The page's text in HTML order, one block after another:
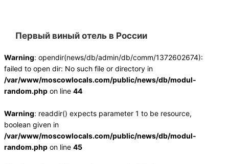
Первый виный отель в России
Warning: opendir(news/db/admin/db/comm/1372602674):
failed to open dir: No such file or directory in
/var/www/moscowlocals.com/public/news/db/modul-
random.phpon line 44
Warning: readdir() expects parameter 1 to be resource,
boolean given in
/var/www/moscowlocals.com/public/news/db/modul-
random.phpon line 45